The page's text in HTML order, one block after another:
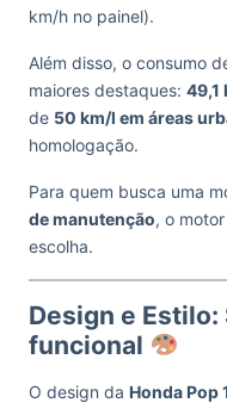
km/h no painel).
Além disso, o consumo
maiores destaques: 49,1
de 50 km/l em áreas
homologação.
Para quem busca uma
de manutenção, o
escolha.
Design e Estilo:
funcional
O design da Honda Pop